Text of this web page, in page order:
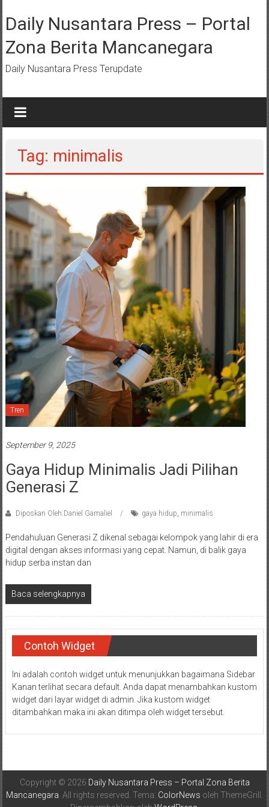
ke
konten
Daily Nusantara Press – Portal
Zona Berita Mancanegara
Daily Nusantara Press Terupdate
Tag: minimalis
Tren
September 9, 2025
Gaya Hidup Minimalis Jadi Pilihan
Generasi Z
Diposkan Oleh:Daniel Gamaliel gaya hidup, minimalis
Pendahuluan Generasi Z dikenal sebagai kelompok yang lahir di era
digital dengan akses informasi yang cepat. Namun, di balik gaya
hidup serba instan dan
Baca selengkapnya
Contoh Widget
Ini adalah contoh widget untuk menunjukkan bagaimana Sidebar
Kanan terlihat secara default. Anda dapat menambahkan kustom
widget dari layar widget di admin. Jika kustom widget
ditambahkan maka ini akan ditimpa oleh widget tersebut.
Copyright © 2026 Daily Nusantara Press – Portal Zona Berita
Mancanegara . All rights reserved. Tema: ColorNews oleh ThemeGrill.